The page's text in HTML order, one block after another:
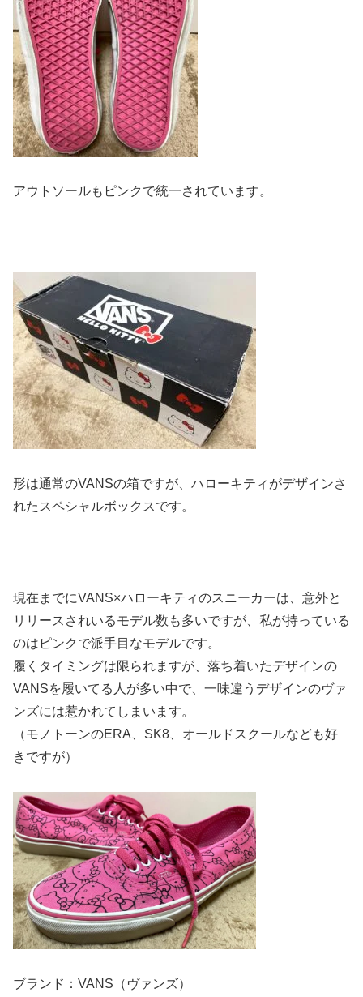
アウトソールもピンクで統一されています。
形は通常のVANSの箱ですが、ハローキティがデザインさ
れたスペシャルボックスです。
現在までにVANS×ハローキティのスニーカーは、意外と
リリースされいるモデル数も多いですが、私が持っている
のはピンクで派手目なモデルです。
履くタイミングは限られますが、落ち着いたデザインの
VANSを履いてる人が多い中で、一味違うデザインのヴァ
ンズには惹かれてしまいます。
（モノトーンのERA、SK8、オールドスクールなども好
きですが）
ブランド：VANS（ヴァンズ）